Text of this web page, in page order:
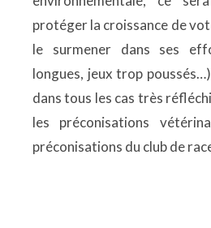
protéger la croissance de
le surmener dans ses
longues, jeux trop
dans tous les cas très
les préconisations
préconisations du club de